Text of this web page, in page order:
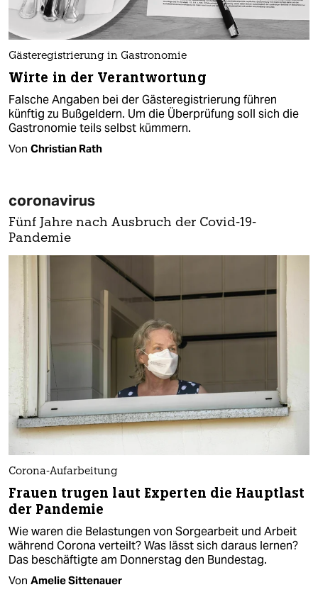
Gästeregistrierung in Gastronomie
Wirte in der Verantwortung
Falsche Angaben bei der Gästeregistrierung führen
künftig zu Bußgeldern. Um die Überprüfung soll sich die
Gastronomie teils selbst kümmern.
Von Christian Rath
coronavirus
Fünf Jahre nach Ausbruch der Covid-19-
Pandemie
Corona-Aufarbeitung
Frauen trugen laut Experten die Hauptlast
der Pandemie
Wie waren die Belastungen von Sorgearbeit und Arbeit
während Corona verteilt? Was lässt sich daraus lernen?
Das beschäftigte am Donnerstag den Bundestag.
Von Amelie Sittenauer